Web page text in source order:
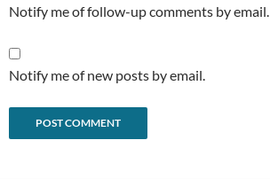
Notify me of follow-up comments by email.
Notify me of new posts by email.